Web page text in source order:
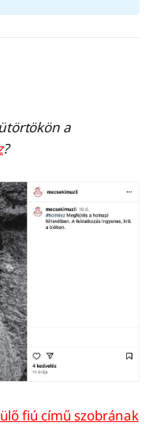
a
?
fiú című szobrának